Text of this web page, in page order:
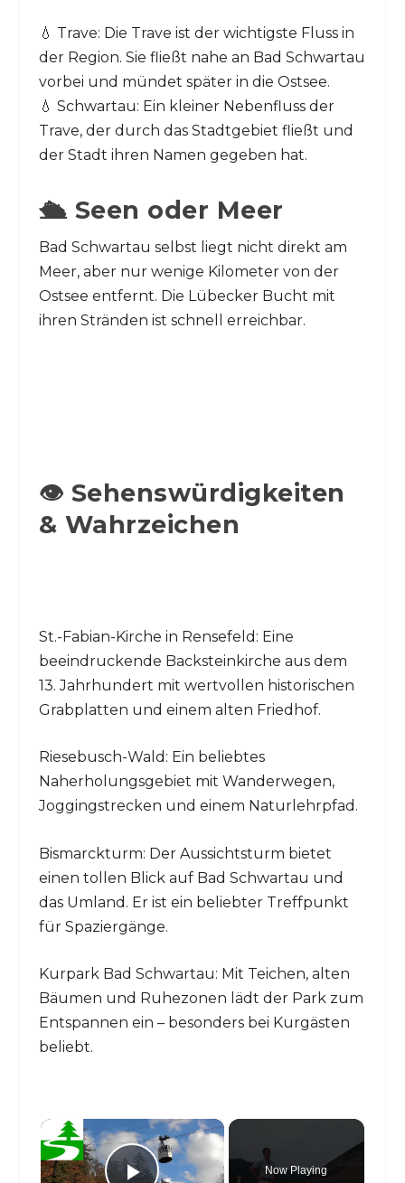
💧 Trave: Die Trave ist der wichtigste Fluss in
der Region. Sie fließt nahe an Bad Schwartau
vorbei und mündet später in die Ostsee.
💧 Schwartau: Ein kleiner Nebenfluss der
Trave, der durch das Stadtgebiet fließt und
der Stadt ihren Namen gegeben hat.
🛳️ Seen oder Meer
Bad Schwartau selbst liegt nicht direkt am
Meer, aber nur wenige Kilometer von der
Ostsee entfernt. Die Lübecker Bucht mit
ihren Stränden ist schnell erreichbar.
👁️ Sehenswürdigkeiten
& Wahrzeichen
St.-Fabian-Kirche in Rensefeld: Eine
beeindruckende Backsteinkirche aus dem
13. Jahrhundert mit wertvollen historischen
Grabplatten und einem alten Friedhof.
Riesebusch-Wald: Ein beliebtes
Naherholungsgebiet mit Wanderwegen,
Joggingstrecken und einem Naturlehrpfad.
Bismarckturm: Der Aussichtsturm bietet
einen tollen Blick auf Bad Schwartau und
das Umland. Er ist ein beliebter Treffpunkt
für Spaziergänge.
Kurpark Bad Schwartau: Mit Teichen, alten
Bäumen und Ruhezonen lädt der Park zum
Entspannen ein – besonders bei Kurgästen
beliebt.
×
Now Playing